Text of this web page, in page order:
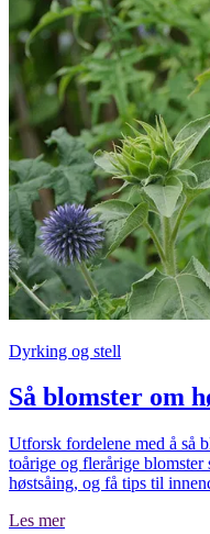
Dyrking og stell
Så blomster om
Utforsk fordelene med å så
toårige og flerårige
høstsåing, og få tips til
Les mer